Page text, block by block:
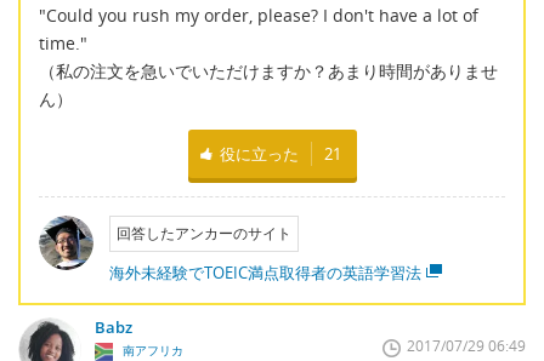
"Could you rush my order, please? I don't have a lot of
time."
（私の注文を急いでいただけますか？あまり時間がありませ
ん）
役に立った 21
回答したアンカーのサイト
海外未経験でTOEIC満点取得者の英語学習法
Babz
南アフリカ 2017/07/29 06:49